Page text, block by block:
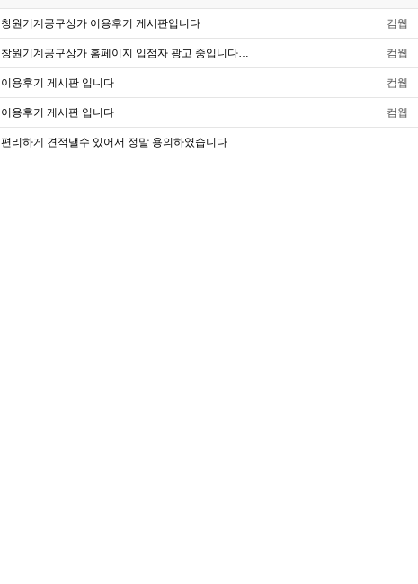
창원기계공구상가 이용후기 게시판입니다 컴웹
창원기계공구상가 홈페이지 입점자 광고 중입니다… 컴웹
이용후기 게시판 입니다 컴웹
이용후기 게시판 입니다 컴웹
편리하게 견적낼수 있어서 정말 용의하였습니다